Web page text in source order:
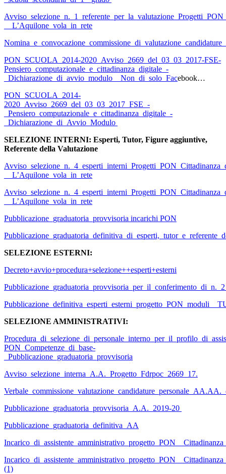
__L’Aquilone_vola_in_rete
PON_SCUOLA_2014-2020_Avviso_2669_del_03_03_2017-FSE-
Pensiero_computazionale_e_cittadinanza_digitale_-
_Dichiarazione_di_avvio_modulo__Non_di_solo_Facebook…
PON_SCUOLA_2014-
2020_Avviso_2669_del_03_03_2017_FSE_-
_Pensiero_computazionale_e_cittadinanza_digitale_-
_Dichiarazione_di_Avvio_Modulo
SELEZIONE INTERNI: Esperti, Tutor, Figure aggiuntive,
Referente della Valutazione
__L’Aquilone_vola_in_rete
__L’Aquilone_vola_in_rete
Pubblicazione_graduatoria_provvisoria incarichi PON
SELEZIONE ESTERNI:
Decreto+avvio+procedura+selezione++esperti+esterni
SELEZIONE AMMINISTRATIVI:
PON_Competenze_di_base-
_Pubblicazione_graduatoria_provvisoria
Avviso_selezione_interna_A.A._Progetto_Fdrpoc_2669_17.
Pubblicazione_graduatoria_provvisoria_A.A._2019-20
Pubblicazione_graduatoria_definitiva_AA
(1)